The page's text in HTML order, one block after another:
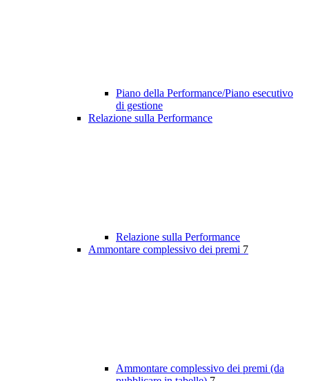
Piano della Performance/Piano esecutivo
di gestione
Relazione sulla Performance
Relazione sulla Performance
Ammontare complessivo dei premi 7
Ammontare complessivo dei premi (da